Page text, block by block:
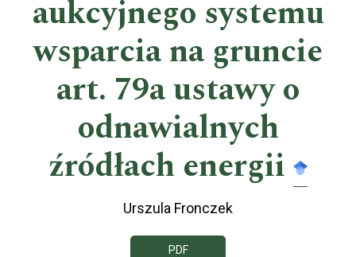
aukcyjnego systemu
wsparcia na gruncie
art. 79a ustawy o
odnawialnych
źródłach energii
Urszula Fronczek
PDF